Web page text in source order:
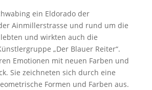
ein Eldorado der
Ainmillerstrasse und rund um die
und wirkten auch die
„Der Blauer Reiter“.
Emotionen mit neuen Farben und
Sie zeichneten sich durch eine
Formen und Farben aus.